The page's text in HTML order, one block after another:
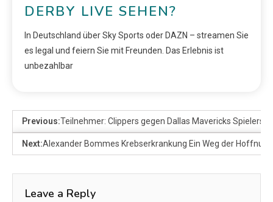
DERBY LIVE SEHEN?
In Deutschland über Sky Sports oder DAZN – streamen Sie
es legal und feiern Sie mit Freunden. Das Erlebnis ist
unbezahlbar
Previous:Teilnehmer: Clippers gegen Dallas Mavericks
Next:Alexander Bommes Krebserkrankung Ein Weg der
Leave a Reply